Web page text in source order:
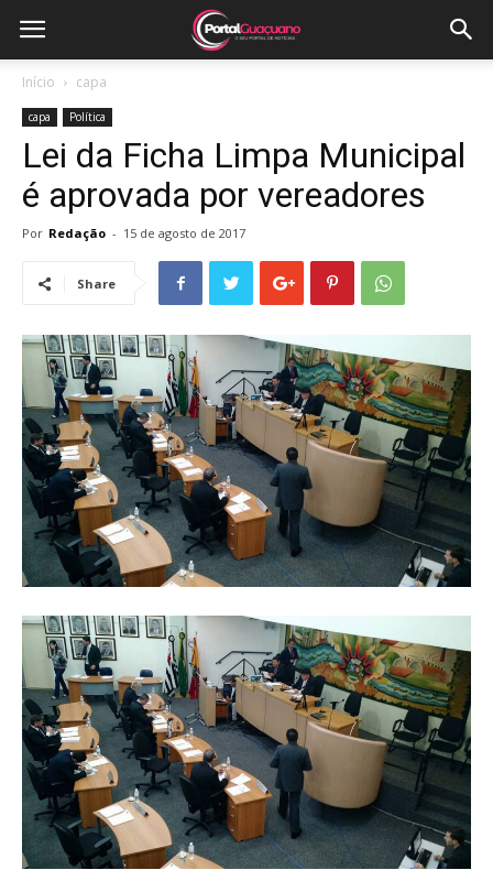
Início capa
capa Política
Lei da Ficha Limpa Municipal
é aprovada por vereadores
Por Redação - 15 de agosto de 2017
Share